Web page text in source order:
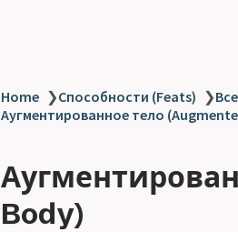
Home ❯Способности (Feats) ❯
Аугментированное тело
Body)